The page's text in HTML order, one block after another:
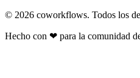
© 2026 coworkflows. Todos los
Hecho con ❤ para la comunidad